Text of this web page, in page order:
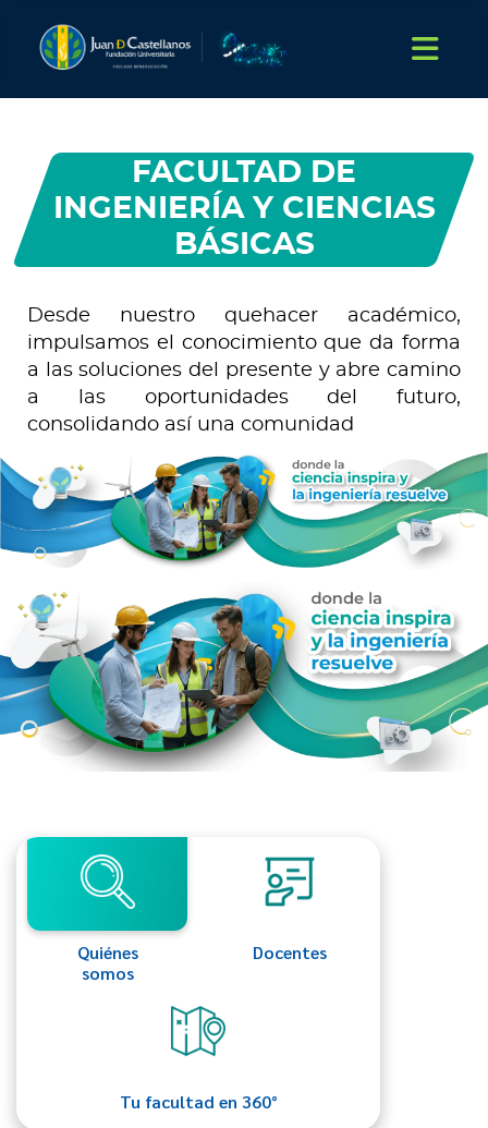
FACULTAD DE
INGENIERÍA Y CIENCIAS
BÁSICAS
Desde nuestro quehacer académico,
impulsamos el conocimiento que da forma
a las soluciones del presente y abre camino
a las oportunidades del futuro,
consolidando así una comunidad
Quiénes
somos
Docentes
Tu facultad en 360°